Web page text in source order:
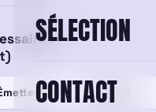
SÉLECTION
CONTACT
Finalité